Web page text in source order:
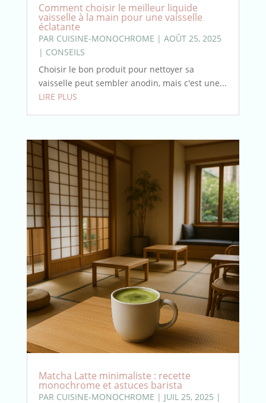
Comment choisir le meilleur liquide
vaisselle à la main pour une vaisselle
éclatante
PAR CUISINE-MONOCHROME | AOÛT 25, 2025
| CONSEILS
Choisir le bon produit pour nettoyer sa
vaisselle peut sembler anodin, mais c'est une...
LIRE PLUS
Matcha Latte minimaliste : recette
monochrome et astuces barista
PAR CUISINE-MONOCHROME | JUIL 25, 2025 |